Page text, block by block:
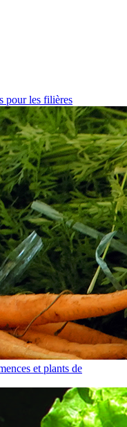
pour les filières
et plants de